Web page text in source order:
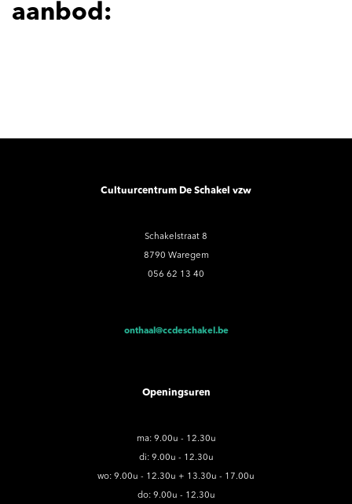
aanbod:
Cultuurcentrum De Schakel vzw
Schakelstraat 8
8790 Waregem
056 62 13 40
onthaal@ccdeschakel.be
Openingsuren
ma: 9.00u - 12.30u
di: 9.00u - 12.30u
wo: 9.00u - 12.30u + 13.30u - 17.00u
do: 9.00u - 12.30u